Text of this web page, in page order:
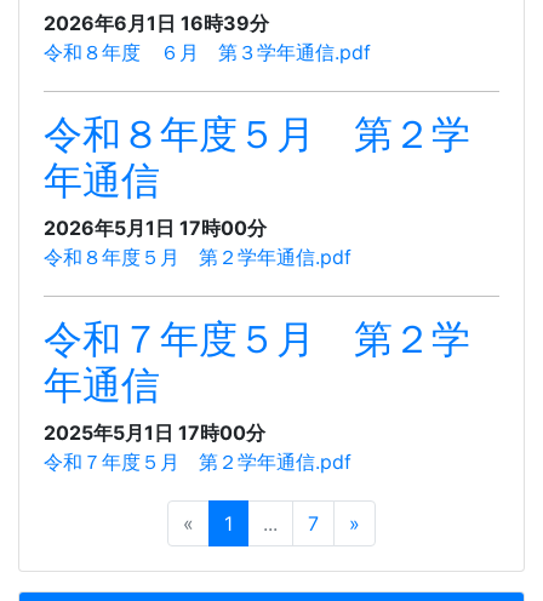
2026年6月1日 16時39分
令和８年度 ６月 第３学年通信.pdf
令和８年度５月 第２学
年通信
2026年5月1日 17時00分
令和８年度５月 第２学年通信.pdf
令和７年度５月 第２学
年通信
2025年5月1日 17時00分
令和７年度５月 第２学年通信.pdf
« 1 ... 7 »